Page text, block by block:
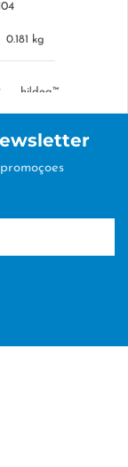
0.181 kg
hi!dea™